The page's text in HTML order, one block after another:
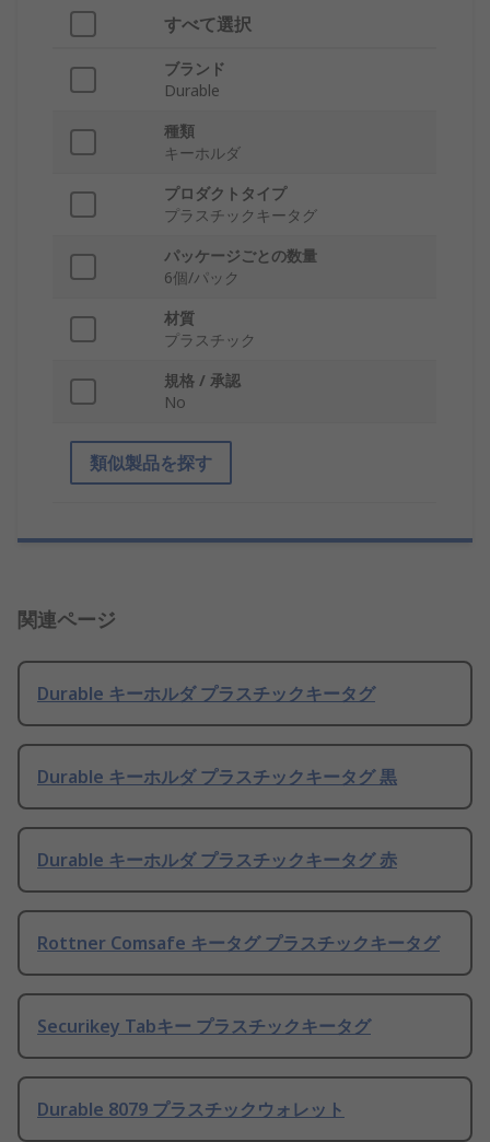
すべて選択
ブランド
Durable
種類
キーホルダ
プロダクトタイプ
プラスチックキータグ
パッケージごとの数量
6個/パック
材質
プラスチック
規格 / 承認
No
類似製品を探す
関連ページ
Durable キーホルダ プラスチックキータグ
Durable キーホルダ プラスチックキータグ 黒
Durable キーホルダ プラスチックキータグ 赤
Rottner Comsafe キータグ プラスチックキータグ
Securikey Tabキー プラスチックキータグ
Durable 8079 プラスチックウォレット